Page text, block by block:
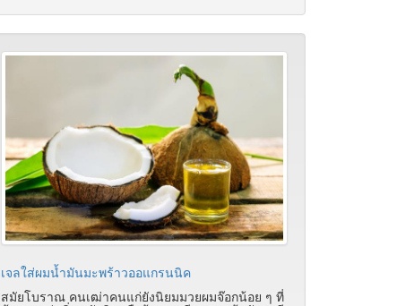
เจลใส่ผมน้ำมันมะพร้าวออแกรนนิค
สมัยโบราณ คนเฒ่าคนแก่ยังนิยมมวยผมจ๊อกน้อย ๆ ที่